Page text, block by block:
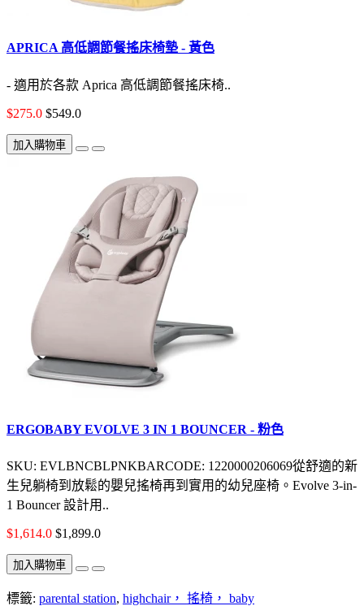
APRICA 高低調節餐搖床椅墊 - 黃色
- 適用於各款 Aprica 高低調節餐搖床椅..
$275.0 $549.0
加入購物車
ERGOBABY EVOLVE 3 IN 1 BOUNCER - 粉色
SKU: EVLBNCBLPNKBARCODE: 1220000206069從舒適的新
生兒躺椅到放鬆的嬰兒搖椅再到實用的幼兒座椅。Evolve 3-in-
1 Bouncer 設計用..
$1,614.0 $1,899.0
加入購物車
標籤: parental station, highchair， 搖椅， baby